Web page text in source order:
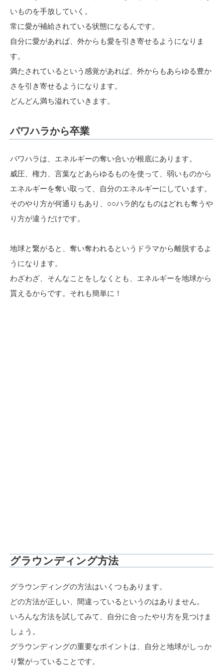
いものを手放していく。
常に愛が補給されている状態になるんです。
自分に愛があれば、外からも愛を引き寄せるようになりま
す。
満たされているという感覚があれば、外からもあらゆる豊か
さを引き寄せるようになります。
どんどん満ち溢れていきます。
パワハラから卒業
パワハラは、エネルギーの奪い合いが根底にあります。
威圧、権力、言葉などあらゆるものを使って、弱いものから
エネルギーを奪い取って、自分のエネルギーにしています。
そのやり方が何通りもあり、○○ハラ的なものはどれも奪うや
り方が違うだけです。
地球と繋がると、奪い奪われるというドラマから離脱するよ
うになります。
わざわざ、そんなことをしなくとも、エネルギーを地球から
貰えるからです。それも簡単に！
グラウンディング方法
グラウンディングの方法はいくつもあります。
どの方法が正しい、間違っているというのはありません。
いろんな方法を試してみて、自分に合ったやり方を見つけま
しょう。
グラウンディングの重要なポイントは、自分と地球がしっか
り繋がっていることです。